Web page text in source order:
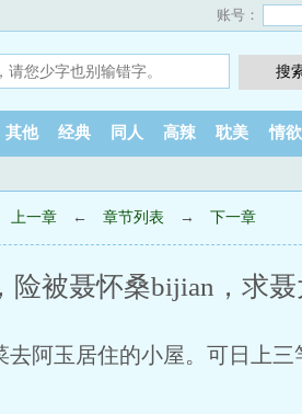
账号：
其他 经典 同人 高辣 耽美 情欲
上一章 ← 章节列表 → 下一章
险被聂怀桑bijian，求聂
阿玉居住的小屋。可日上三